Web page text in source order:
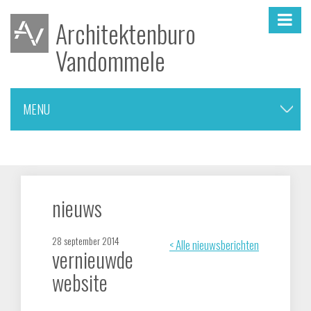
Architektenburo
Vandommele
MENU ▼
verbouwingen
meergezinswoningen
nieuws
< Alle nieuwsberichten
28 september 2014
vernieuwde
website